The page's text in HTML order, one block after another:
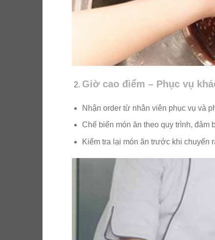
Giờ cao điểm – Phục vụ
Nhận order từ nhân viên phục vụ và
Chế biến món ăn theo quy trình, đảm
Kiểm tra lại món ăn trước khi chuyển